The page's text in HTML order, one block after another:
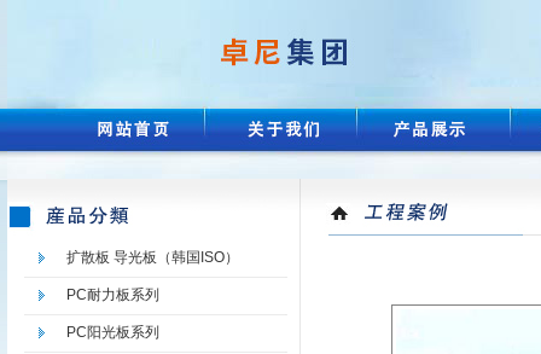
扩散板 导光板（韩国ISO）
PC耐力板系列
PC阳光板系列